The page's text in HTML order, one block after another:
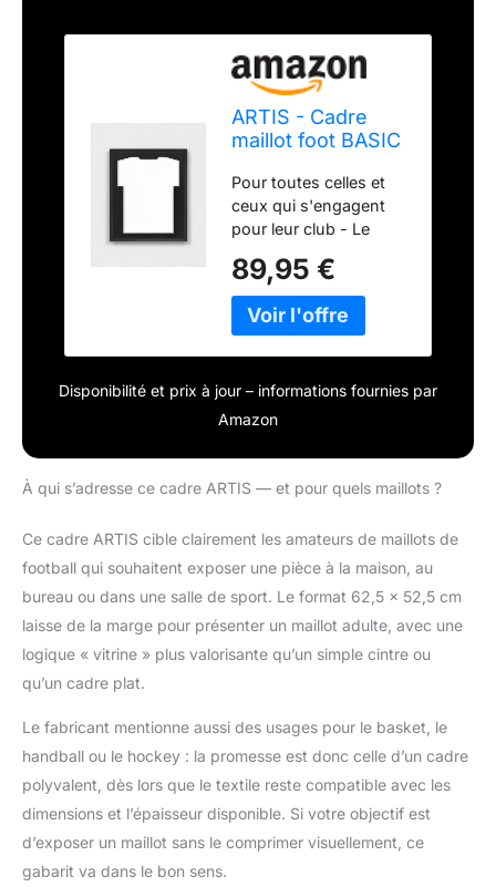
ARTIS - Cadre
maillot foot BASIC
DIY pour maillot
de football -
52,5x62,5x3 cm -
Noir, vitrage en
polycarbonate-
Vitrine pour
maillots de
Pour toutes celles et
ceux qui s'engagent
pour leur club - Le
foot ou tout autre sport
est un symbole de
l'engagement qui lie les
ou joueurs préférés ;
vous pouvez
de ce groupe.
Immortalisez votre
avec notre cadre foot
pouvez afficher
fièrement un maillot
dédicacé ou un maillot
dédié à votre joueur ou
votre footballeur(se)
favori(te) avec notre
cadre pour maillot de
football Il résistera à
l'épreuve du temps -
grâce à sa durabilité et
89,95 €
Disponibilité et prix à jour – informations fournies par
Amazon
À qui s’adresse ce cadre ARTIS — et pour quels maillots ?
Ce cadre ARTIS cible clairement les amateurs de maillots de
football qui souhaitent exposer une pièce à la maison, au
bureau ou dans une salle de sport. Le format 62,5 x 52,5 cm
laisse de la marge pour présenter un maillot adulte, avec une
logique « vitrine » plus valorisante qu’un simple cintre ou
qu’un cadre plat.
Le fabricant mentionne aussi des usages pour le basket, le
handball ou le hockey : la promesse est donc celle d’un cadre
polyvalent, dès lors que le textile reste compatible avec les
dimensions et l’épaisseur disponible. Si votre objectif est
d’exposer un maillot sans le comprimer visuellement, ce
gabarit va dans le bon sens.